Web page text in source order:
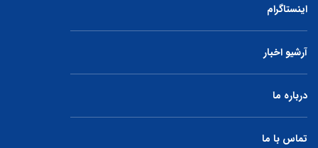
اینستاگرام
آرشیو اخبار
درباره ما
تماس با ما